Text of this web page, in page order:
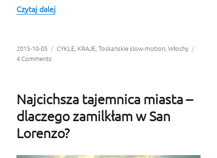
Czytaj dalej
Opublikowano
2015-10-05 Kategorie
CYKLE, KRAJE,Toskańskie slow-motion,Włochy
4 Comments
Najcichsza tajemnica miasta –
dlaczego zamilkłam w San
Lorenzo?